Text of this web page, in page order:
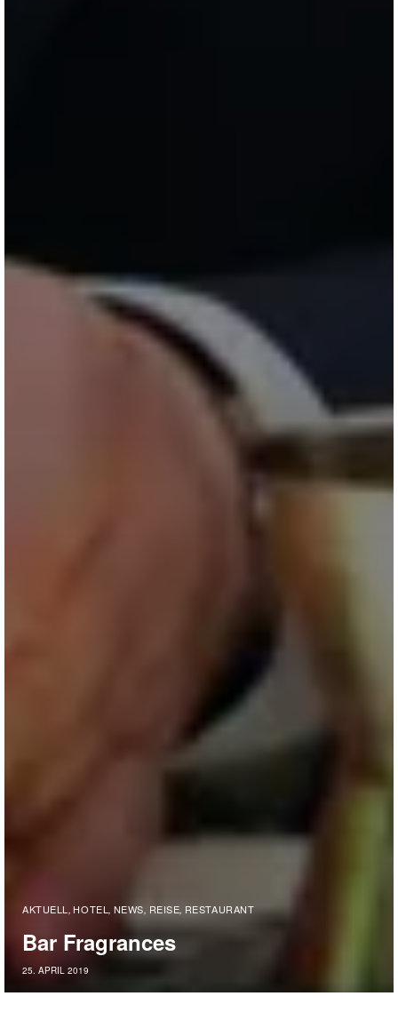
AKTUELL HOTEL NEWS REISE RESTAURANT
Bar Fragrances
25. APRIL 2019